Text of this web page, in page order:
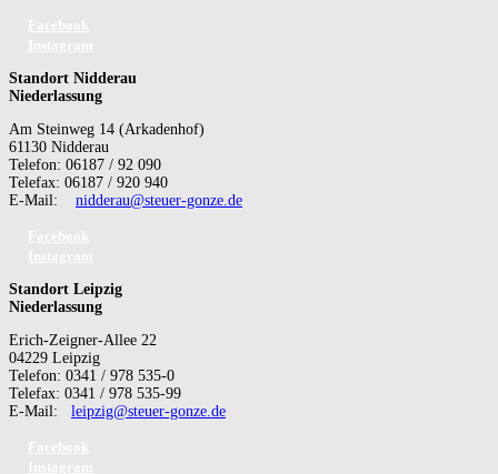
Standort Nidderau
Niederlassung
Am Steinweg 14 (Arkadenhof)
61130 Nidderau
Telefon: 06187 / 92 090
Telefax: 06187 / 920 940
E-Mail: nidderau@steuer-gonze.de
Standort Leipzig
Niederlassung
Erich-Zeigner-Allee 22
04229 Leipzig
Telefon: 0341 / 978 535-0
Telefax: 0341 / 978 535-99
E-Mail: leipzig@steuer-gonze.de